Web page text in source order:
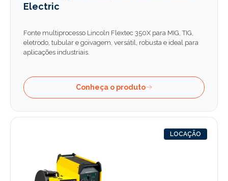
Electric
Fonte multiprocesso Lincoln Flextec 350X para MIG, TIG,
eletrodo, tubular e goivagem, versátil, robusta e ideal para
aplicações industriais.
Conheça o produto
LOCAÇÃO